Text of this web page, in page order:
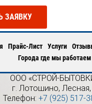
ЗАЯВКУ
Прайс-Лист Услуги
Города где мы работаем
ООО «СТРОЙ-
г. Лотошино,
Телефон: +7 (925) 517-